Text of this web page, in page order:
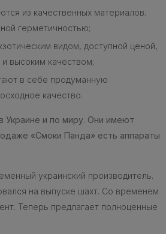
из качественных материалов.
герметичностью;
видом, доступной ценой,
высоким качеством;
в себе продуманную
качество.
Украине и по миру. Они имеют
«Смоки Панда» есть аппараты
украинский производитель.
на выпуске шахт. Со временем
Теперь предлагает полноценные